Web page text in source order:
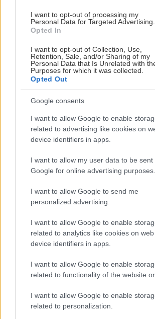
I want to opt-out of processing my
Personal Data for Targeted Advertising.
Opted In
I want to opt-out of Collection, Use,
Retention, Sale, and/or Sharing of my
Personal Data that Is Unrelated with
Purposes for which it was collected.
Opted Out
Google consents
I want to allow Google to enable
related to advertising like cookies on
device identifiers in apps.
I want to allow my user data to be sent
Google for online advertising purposes.
I want to allow Google to send me
personalized advertising.
I want to allow Google to enable
related to analytics like cookies on
device identifiers in apps.
I want to allow Google to enable
related to functionality of the website or
I want to allow Google to enable
related to personalization.